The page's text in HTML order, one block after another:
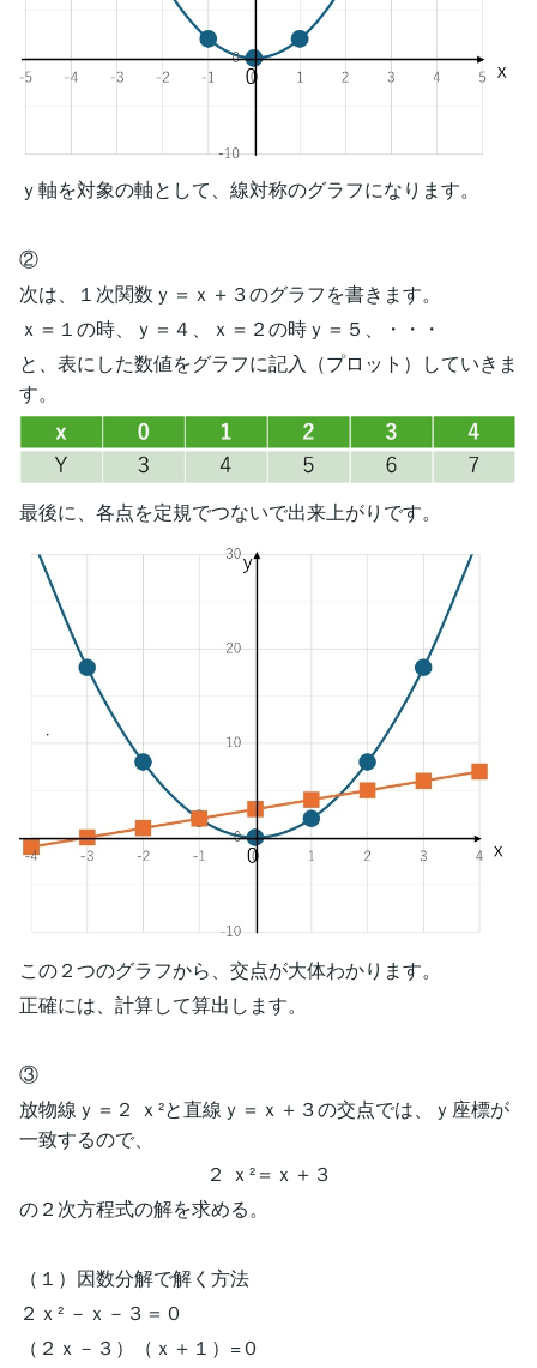
ｙ軸を対象の軸として、線対称のグラフになります。
②
次は、１次関数ｙ＝ｘ＋３のグラフを書きます。
ｘ＝１の時、ｙ＝４、ｘ＝２の時ｙ＝５、・・・
と、表にした数値をグラフに記入（プロット）していきま
す。
最後に、各点を定規でつないで出来上がりです。
この２つのグラフから、交点が大体わかります。
正確には、計算して算出します。
③
放物線ｙ＝２ ｘ²と直線ｙ＝ｘ＋３の交点では、ｙ座標が
一致するので、
２ ｘ²＝ｘ＋３
の２次方程式の解を求める。
（１）因数分解で解く方法
２ｘ² －ｘ－３＝０
（２ｘ－３）（ｘ＋１）=０